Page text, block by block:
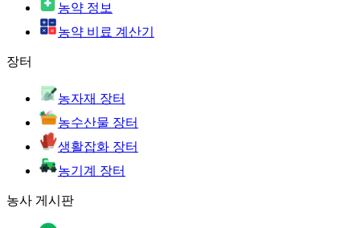
농약 정보
농약 비료 계산기
장터
농자재 장터
농수산물 장터
생활잡화 장터
농기계 장터
농사 게시판